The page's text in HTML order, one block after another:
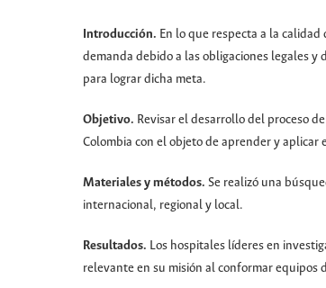
Introducción. En lo que respecta a la
demanda debido a las obligaciones legales
para lograr dicha meta.
Objetivo. Revisar el desarrollo del proceso
Colombia con el objeto de aprender y
Materiales y métodos. Se realizó una
internacional, regional y local.
Resultados. Los hospitales líderes en
relevante en su misión al conformar equipos